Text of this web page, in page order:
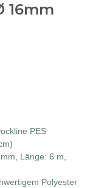
16mm
PES
Länge: 6 m,
Polyester